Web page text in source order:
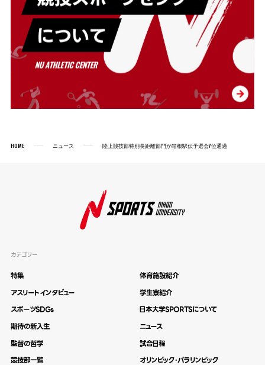
HOME ニュース 陸上競技部特別長距離部門が箱根駅伝予選会7位通過
カテゴリー
特集
アスリートインタビュー
スポーツSDGs
期待の新入生
監督の哲学
競技部一覧
体育施設紹介
学生寮紹介
日本大学SPORTSについて
ニュース
試合日程
オリンピック・パラリンピック